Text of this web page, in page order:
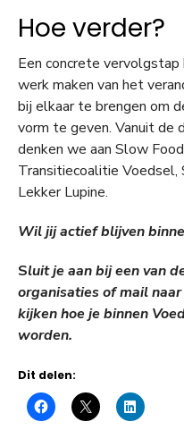
Hoe verder?
Een concrete
werk maken van het
bij elkaar te brengen om
vorm te geven. Vanuit de
denken we aan Slow
Transitiecoalitie Voedsel,
Lekker Lupine.
Wil jij actief blijven
Sluit je aan bij een van
organisaties of mail naar
kijken hoe je binnen
worden.
Dit delen: